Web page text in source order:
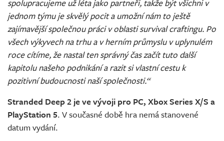
spolupracujeme už léta jako partneři, takže být všichni v
jednom týmu je skvělý pocit a umožní nám to ještě
zajímavější společnou práci v oblasti survival craftingu. Po
všech výkyvech na trhu a v herním průmyslu v uplynulém
roce cítíme, že nastal ten správný čas začít tuto další
kapitolu našeho podnikání a razit si vlastní cestu k
pozitivní budoucnosti naší společnosti.“
Stranded Deep 2 je ve vývoji pro PC, Xbox Series X/S a
PlayStation 5. V současné době hra nemá stanovené
datum vydání.